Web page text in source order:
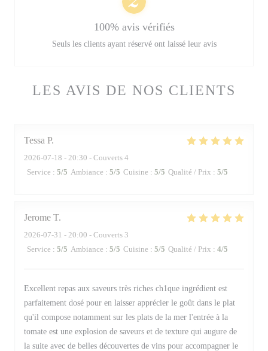
LES AVIS DE NOS CLIENTS
Tessa P
2026-07-18 - 20:30 - Couverts 4
Service : 5/5 Ambiance : 5/5 Cuisine : 5/5 Qualité / Prix : 5/5
Jerome T
2026-07-31 - 20:00 - Couverts 3
Service : 5/5 Ambiance : 5/5 Cuisine : 5/5 Qualité / Prix : 4/5
Excellent repas aux saveurs très riches ch1que ingrédient est
parfaitement dosé pour en laisser apprécier le goût dans le plat
qu'il compose notamment sur les plats de la mer l'entrée à la
tomate est une explosion de saveurs et de texture qui augure de
la suite avec de belles découvertes de vins pour accompagner le
100% avis vérifiés
Seuls les clients ayant réservé ont laissé leur avis